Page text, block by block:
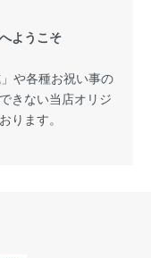
ようこそ
や各種お祝い事の
きない当店オリジ
ります。